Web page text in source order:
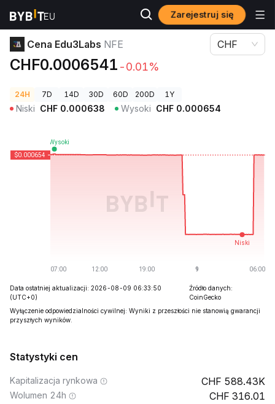
Zarejestruj się
Ceny kryptowalut Cena Edu3Labs NFE
Cena Edu3Labs NFE
CHF0.0006541 -0.01%
CHF
24H 7D 14D 30D 60D 200D 1Y
Niski CHF 0.000638 Wysoki CHF 0.000654
Data ostatniej aktualizacji: 2026-08-09 06:33:50
(UTC+0)
Źródło danych:
CoinGecko
Wyłączenie odpowiedzialności cywilnej: Wyniki z przeszłości nie stanowią gwarancji
przyszłych wyników.
Statystyki cen
Kapitalizacja rynkowa 588.43K
Wolumen 24h 316.01